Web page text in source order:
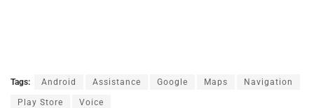
Tags: Android Assistance Google Maps Navigation
Play Store Voice